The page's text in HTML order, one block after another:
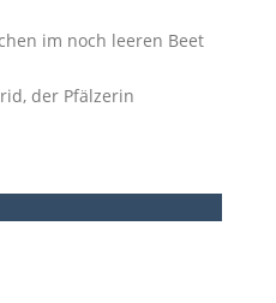
im noch leeren Beet
der Pfälzerin